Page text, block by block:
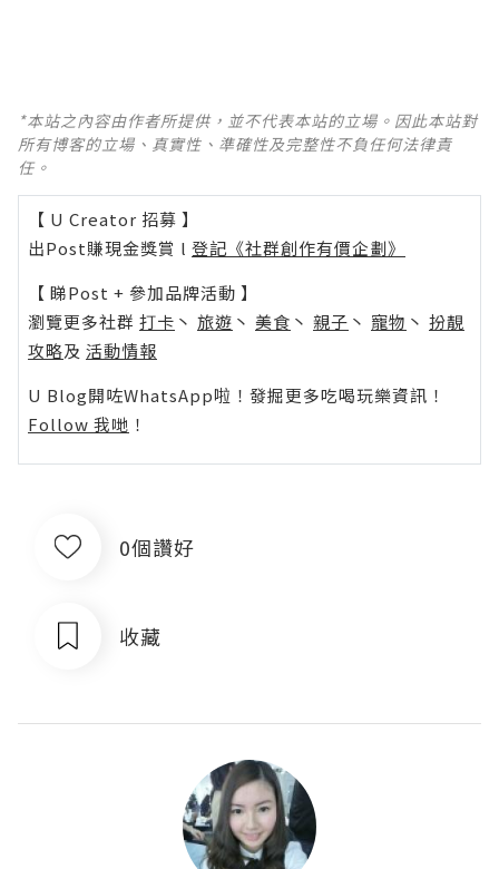
*本站之內容由作者所提供，並不代表本站的立場。因此本站對
所有博客的立場、真實性、準確性及完整性不負任何法律責
任。
【 U Creator 招募 】
出Post賺現金獎賞 l 登記《社群創作有價企劃》
【 睇Post + 參加品牌活動 】
瀏覽更多社群 打卡 丶 旅遊 丶 美食 丶 親子 丶 寵物 丶 扮靚
攻略及 活動情報
U Blog開咗WhatsApp啦！發掘更多吃喝玩樂資訊！
Follow 我哋 ！
0個讚好
收藏